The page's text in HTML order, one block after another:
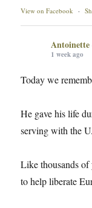
View on Facebook ·
Antoinette
1 week ago
Today we
He gave his life
serving with the
Like thousands
to help liberate